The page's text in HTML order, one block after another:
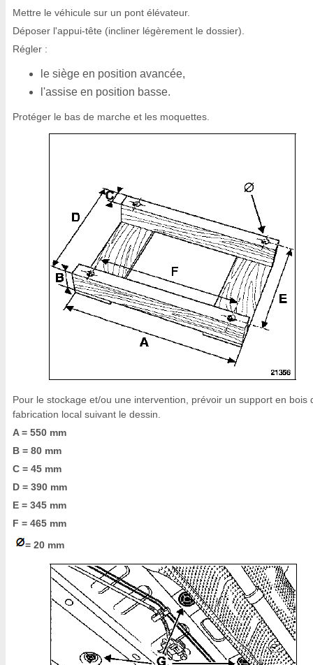
Mettre le véhicule sur un pont élévateur.
Déposer l'appui-tête (incliner légèrement le dossier).
Régler :
le siège en position avancée,
l'assise en position basse.
Protéger le bas de marche et les moquettes.
Pour le stockage et/ou une intervention, prévoir un support en bois
fabrication local suivant le dessin.
A = 550 mm
B = 80 mm
C = 45 mm
D = 390 mm
E = 345 mm
F = 465 mm
= 20 mm